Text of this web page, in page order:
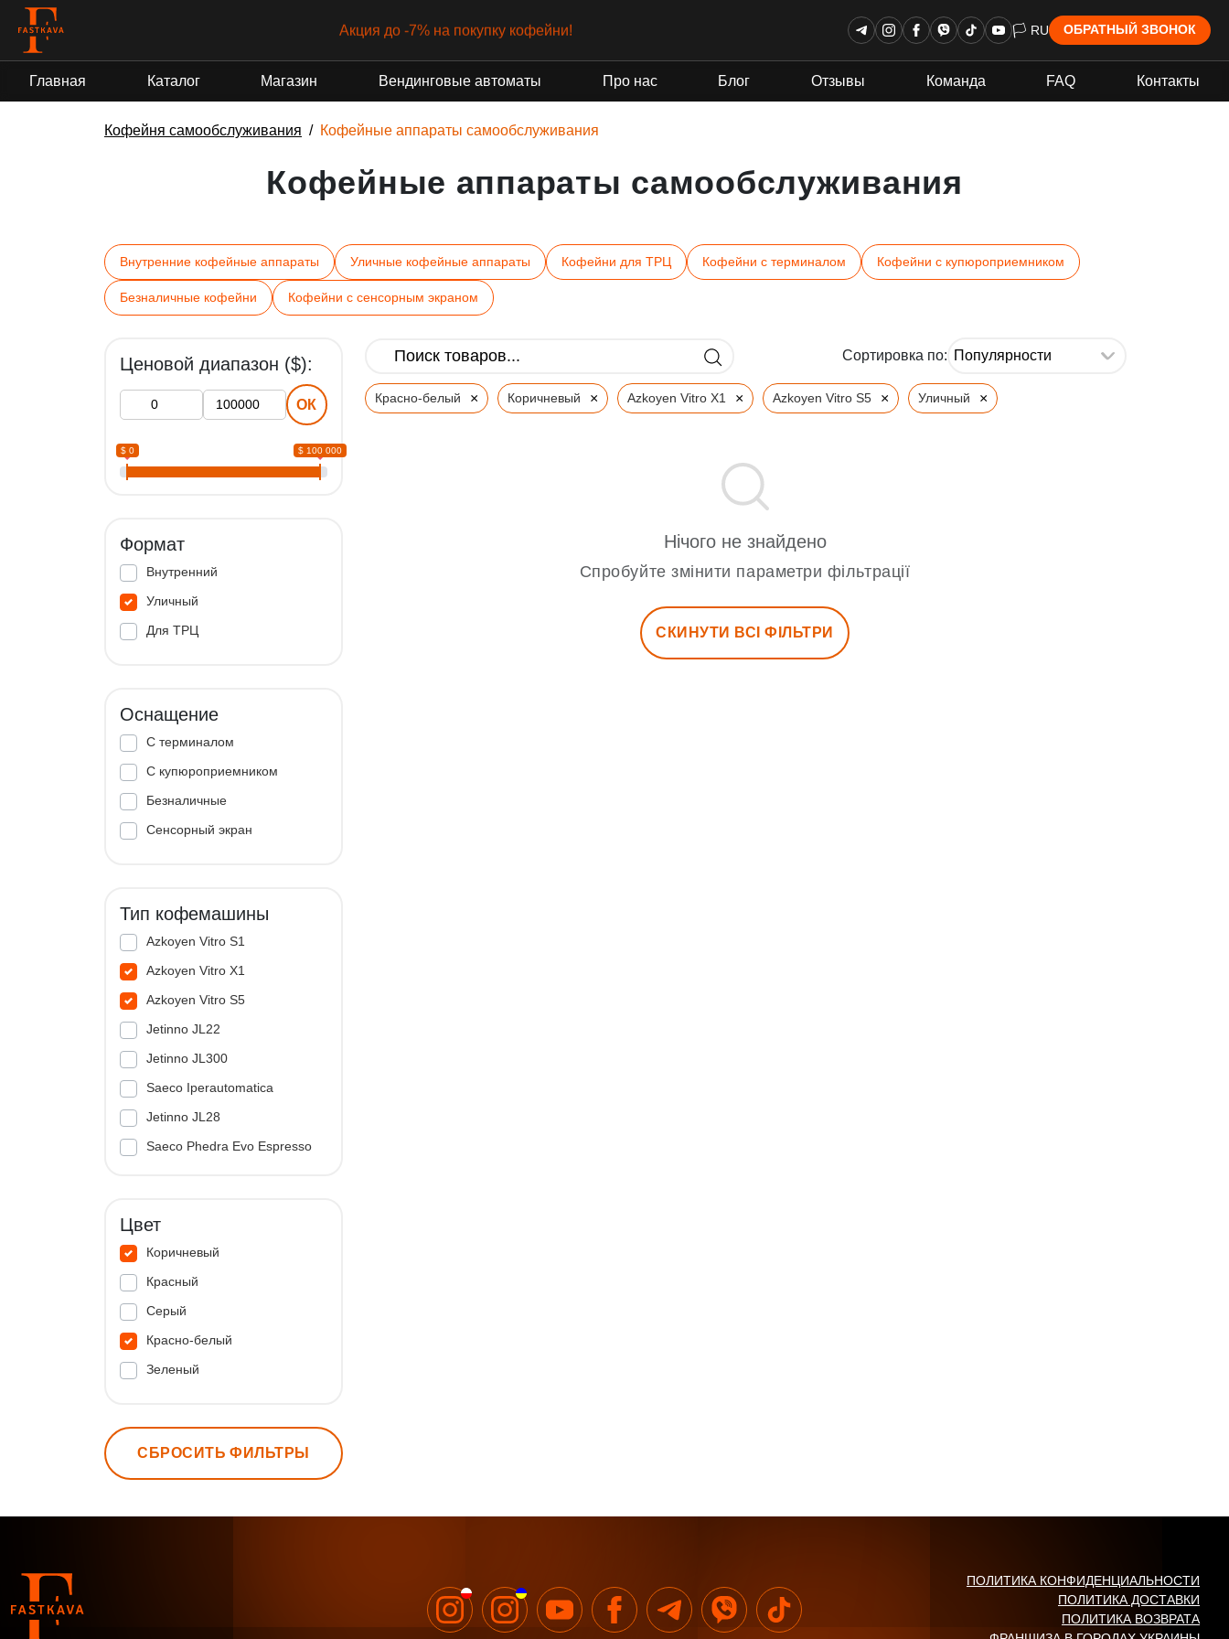
Акция до -7% на покупку кофейни! 🏳 RU ОБРАТНЫЙ ЗВОНОК
Главная Каталог Магазин Вендинговые автоматы Про нас Блог Отзывы Команда FAQ Контакты
Кофейня самообслуживания Кофейные аппараты самообслуживания
Кофейные аппараты самообслуживания
Внутренние кофейные аппараты Уличные кофейные аппараты Кофейни для ТРЦ Кофейни с терминалом Кофейни с купюроприемником
Безналичные кофейни Кофейни с сенсорным экраном
Ценовой диапазон ($):
ОК
$ 0 $ 100 000
Формат
Внутренний
Уличный
Для ТРЦ
Оснащение
С терминалом
С купюроприемником
Безналичные
Сенсорный экран
Тип кофемашины
Azkoyen Vitro S1
Azkoyen Vitro X1
Azkoyen Vitro S5
Jetinno JL22
Jetinno JL300
Saeco Iperautomatica
Jetinno JL28
Saeco Phedra Evo Espresso
Цвет
Коричневый
Красный
Серый
Красно-белый
Зеленый
СБРОСИТЬ ФИЛЬТРЫ
Сортировка по:
Красно-белый × Коричневый × Azkoyen Vitro X1 × Azkoyen Vitro S5 × Уличный ×
Нічого не знайдено
Спробуйте змінити параметри фільтрації
СКИНУТИ ВСІ ФІЛЬТРИ
ПОЛИТИКА КОНФИДЕНЦИАЛЬНОСТИ
ПОЛИТИКА ДОСТАВКИ
ПОЛИТИКА ВОЗВРАТА